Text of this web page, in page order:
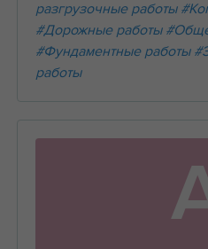
разгрузочные работы
#Дорожные работы
#Фундаментные работы
работы